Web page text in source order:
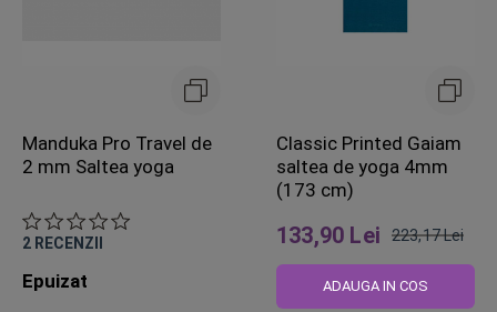
Manduka Pro Travel de
2 mm Saltea yoga
2 RECENZII
Epuizat
Classic Printed Gaiam
saltea de yoga 4mm
(173 cm)
133,90 Lei
obisnuit
223,17 Lei
ADAUGA IN COS